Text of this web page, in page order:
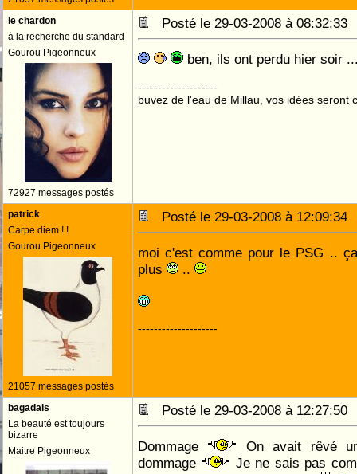
le chardon
à la recherche du standard
Gourou Pigeonneux
72927 messages postés
Posté le 29-03-2008 à
ben, ils ont perdu hier soir
--------------------
buvez de l'eau de Millau, vos idées seront
patrick
Carpe diem ! !
Gourou Pigeonneux
21057 messages postés
Posté le 29-03-2008 à
moi c'est comme pour le PSG ..
plus
..
--------------------
bagadais
La beauté est toujours
bizarre
Maitre Pigeonneux
Posté le 29-03-2008 à
Dommage
On avait rêvé
dommage
Je ne sais pas